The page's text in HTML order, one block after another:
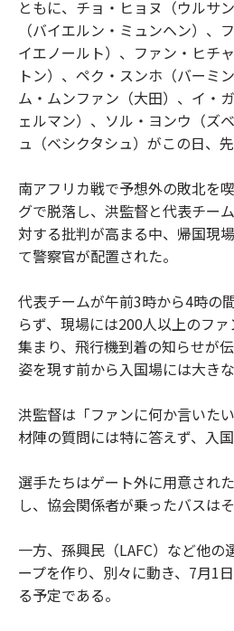
ともに、チョ・ヒョヌ（ウルサ
（バイエルン・ミュンヘン）、
イエノールト）、ファン・ヒチ
トン）、ペク・スンホ（バーミ
ム・ムンファン（大田）、イ・
ェルマン）、ソル・ヨンウ（ズ
ュ（ベシクタシュ）がこの日、先
南アフリカ戦で予想外の敗北を
グで脱落し、洪監督と代表チー
対する批判が高まる中、帰国現
て警察官が配置された。
代表チームが午前3時から4時の
らず、現場には200人以上のフ
集まり、飛行機到着の知らせが
姿を現す前から入国場には大き
洪監督は「ファンに何か言いた
材陣の質問には特に答えず、入
選手たちはゲート外に用意され
し、協会関係者が乗ったバスは
一方、孫興民（LAFC）など他の
ープを作り、別々に動き、7月1
る予定である。